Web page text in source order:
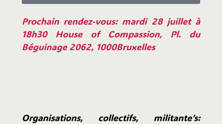
Prochain rendez-vous: mardi 28 juillet à
18h30 House of Compassion, Pl. du
Béguinage 2062, 1000Bruxelles
Organisations, collectifs, militante’s: